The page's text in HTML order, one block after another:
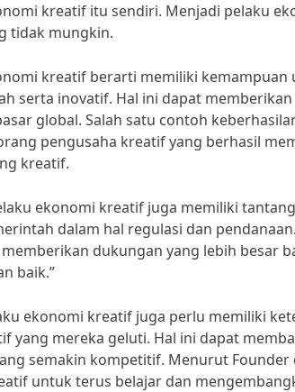
kreatif itu sendiri. Menjadi pelaku
tidak mungkin.
kreatif berarti memiliki
serta inovatif. Hal ini dapat
global. Salah satu contoh
pengusaha kreatif yang berhasil
kreatif.
ekonomi kreatif juga memiliki
dalam hal regulasi dan
dukungan yang lebih besar
baik.”
ekonomi kreatif juga perlu memiliki
yang mereka geluti. Hal ini dapat
semakin kompetitif. Menurut Founder
untuk terus belajar dan